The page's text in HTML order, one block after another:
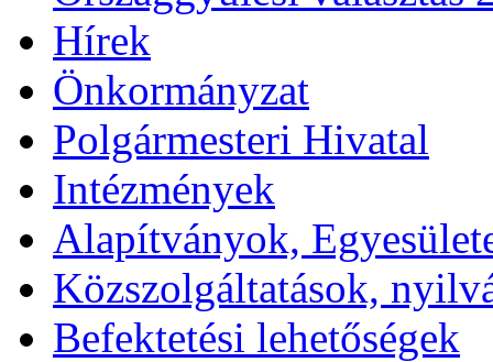
Hírek
Önkormányzat
Polgármesteri Hivatal
Intézmények
Alapítványok,
Közszolgáltatások,
Befektetési lehetőségek